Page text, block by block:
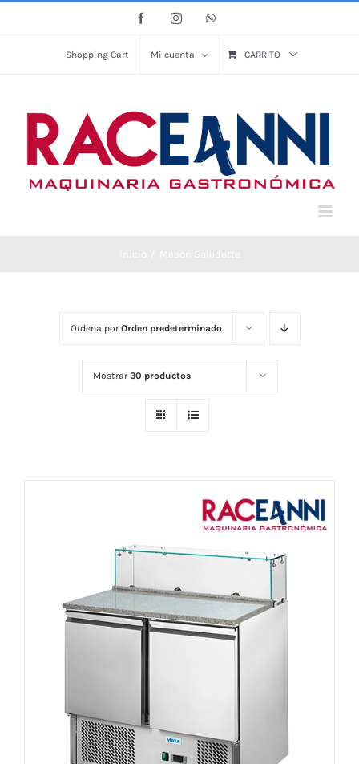
FacebookInstagramWhatsApp
Shopping Cart Mi cuenta CARRITO
Ordena porOrden predeterminado
Mostrar30 productos